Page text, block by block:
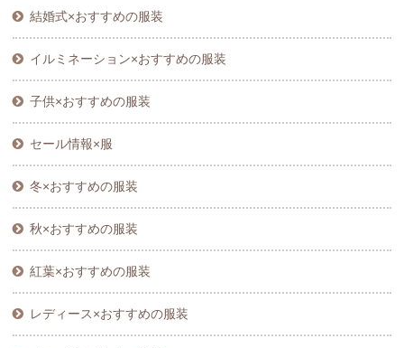
結婚式×おすすめの服装
イルミネーション×おすすめの服装
子供×おすすめの服装
セール情報×服
冬×おすすめの服装
秋×おすすめの服装
紅葉×おすすめの服装
レディース×おすすめの服装